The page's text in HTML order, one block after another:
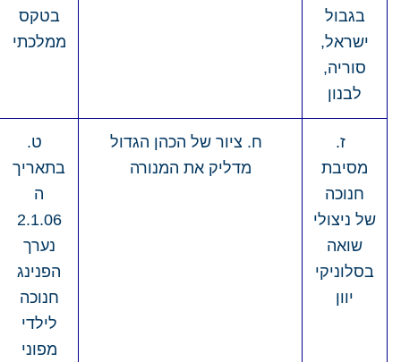
בגבול
ישראל,
סוריה,
לבנון
בטקס
ממלכתי
ז.
מסיבת
חנוכה
של ניצולי
שואה
בסלוניקי
יוון
ח. ציור של הכהן הגדול
מדליק את המנורה
ט.
בתאריך
ה
2.1.06
נערך
הפנינג
חנוכה
לילדי
מפוני